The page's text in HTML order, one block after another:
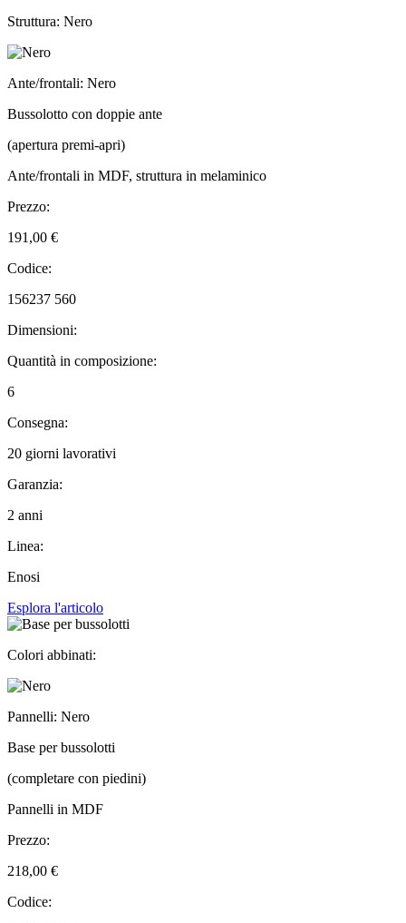
Struttura: Nero
Ante/frontali: Nero
Bussolotto con doppie ante
(apertura premi-apri)
Ante/frontali in MDF, struttura in melaminico
Prezzo:
191,00 €
Codice:
156237 560
Dimensioni:
Quantità in composizione:
6
Consegna:
20 giorni lavorativi
Garanzia:
2 anni
Linea:
Enosi
Esplora l'articolo
Colori abbinati:
Pannelli: Nero
Base per bussolotti
(completare con piedini)
Pannelli in MDF
Prezzo:
218,00 €
Codice: